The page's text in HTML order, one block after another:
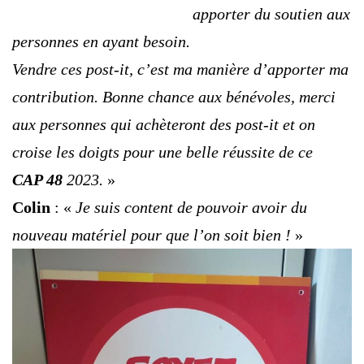
apporter du soutien aux
personnes en ayant besoin.
Vendre ces post-it, c’est ma manière d’apporter ma
contribution. Bonne chance aux bénévoles, merci
aux personnes qui achèteront des post-it et on
croise les doigts pour une belle réussite de ce
CAP 48 2023. »
Colin : « Je suis content de pouvoir avoir du
nouveau matériel pour que l’on soit bien ! »